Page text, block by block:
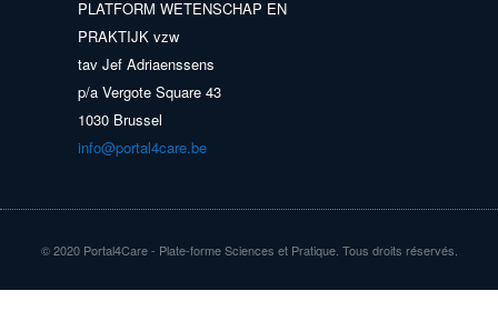
PLATFORM WETENSCHAP EN
PRAKTIJK vzw
tav Jef Adriaenssens
p/a Vergote Square 43
1030 Brussel
info@portal4care.be
© 2020 Portal4Care - Plate-forme Sciences et Pratique. Tous droits réservés.